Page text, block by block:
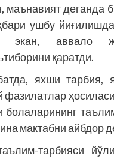
маънавият деганда
ушбу
аввало
қаратди.
яхши тарбия,
фазилатлар
болаларининг
мактабни айбдор
тарбияси